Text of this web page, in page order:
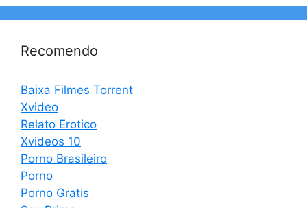
Recomendo
Baixa Filmes Torrent
Xvideo
Relato Erotico
Xvideos 10
Porno Brasileiro
Porno
Porno Gratis